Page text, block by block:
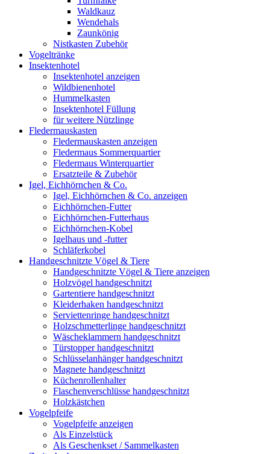
Waldkauz
Wendehals
Zaunkönig
Nistkasten Zubehör
Vogeltränke
Insektenhotel
Insektenhotel anzeigen
Wildbienenhotel
Hummelkasten
Insektenhotel Füllung
für weitere Nützlinge
Fledermauskasten
Fledermauskasten anzeigen
Fledermaus Sommerquartier
Fledermaus Winterquartier
Ersatzteile & Zubehör
Igel, Eichhörnchen & Co.
Igel, Eichhörnchen & Co. anzeigen
Eichhörnchen-Futter
Eichhörnchen-Futterhaus
Eichhörnchen-Kobel
Igelhaus und -futter
Schläferkobel
Handgeschnitzte Vögel & Tiere
Handgeschnitzte Vögel & Tiere anzeigen
Holzvögel handgeschnitzt
Gartentiere handgeschnitzt
Kleiderhaken handgeschnitzt
Serviettenringe handgeschnitzt
Holzschmetterlinge handgeschnitzt
Wäscheklammern handgeschnitzt
Türstopper handgeschnitzt
Schlüsselanhänger handgeschnitzt
Magnete handgeschnitzt
Küchenrollenhalter
Flaschenverschlüsse handgeschnitzt
Holzkästchen
Vogelpfeife
Vogelpfeife anzeigen
Als Einzelstück
Als Geschenkset / Sammelkasten